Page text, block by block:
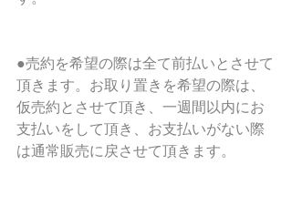
●売約を希望の際は全て前払いとさせて
頂きます。お取り置きを希望の際は、
仮売約とさせて頂き、一週間以内にお
支払いをして頂き、お支払いがない際
は通常販売に戻させて頂きます。